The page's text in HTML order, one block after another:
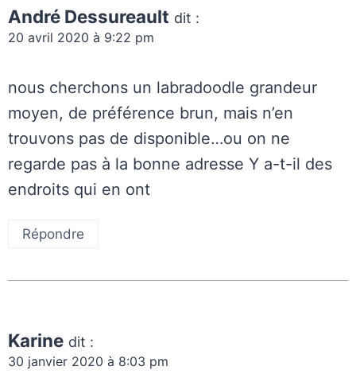
André Dessureault dit :
20 avril 2020 à 9:22 pm
nous cherchons un labradoodle grandeur
moyen, de préférence brun, mais n’en
trouvons pas de disponible…ou on ne
regarde pas à la bonne adresse Y a-t-il des
endroits qui en ont
Répondre
Karine dit :
30 janvier 2020 à 8:03 pm